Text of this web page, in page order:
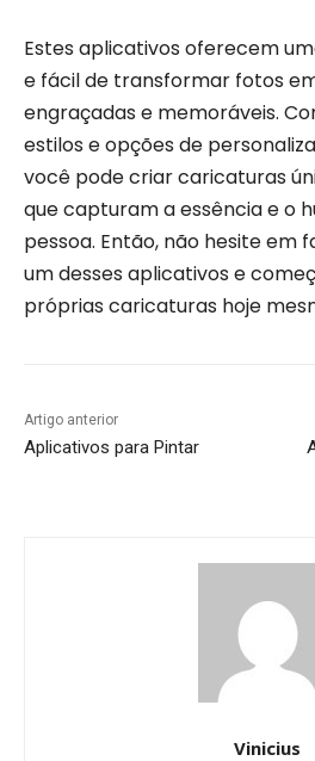
Estes aplicativos oferecem
e fácil de transformar fotos
engraçadas e memoráveis.
estilos e opções de
você pode criar caricaturas
que capturam a essência e o
pessoa. Então, não hesite em
um desses aplicativos e
próprias caricaturas hoje
Artigo anterior
Aplicativos para Pintar
Vinicius